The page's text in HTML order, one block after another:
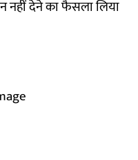
नहीं देने का फैसला लिया